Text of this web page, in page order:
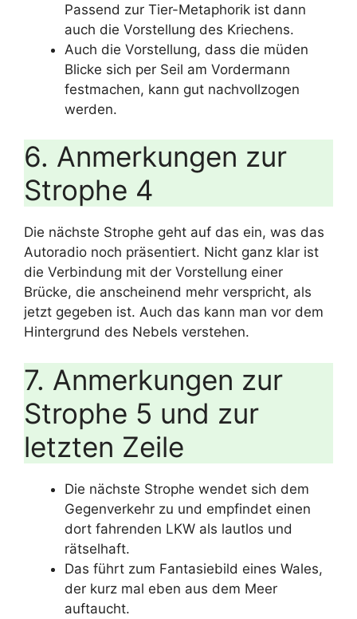
Passend zur Tier-Metaphorik ist dann
auch die Vorstellung des Kriechens.
Auch die Vorstellung, dass die müden
Blicke sich per Seil am Vordermann
festmachen, kann gut nachvollzogen
werden.
6. Anmerkungen zur
Strophe 4
Die nächste Strophe geht auf das ein, was das
Autoradio noch präsentiert. Nicht ganz klar ist
die Verbindung mit der Vorstellung einer
Brücke, die anscheinend mehr verspricht, als
jetzt gegeben ist. Auch das kann man vor dem
Hintergrund des Nebels verstehen.
7. Anmerkungen zur
Strophe 5 und zur
letzten Zeile
Die nächste Strophe wendet sich dem
Gegenverkehr zu und empfindet einen
dort fahrenden LKW als lautlos und
rätselhaft.
Das führt zum Fantasiebild eines Wales,
der kurz mal eben aus dem Meer
auftaucht.